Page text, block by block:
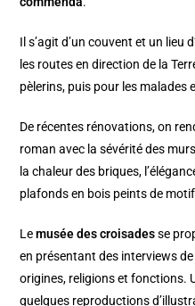
Il s’agit d’un couvent et un lieu
les routes en direction de la
pèlerins, puis pour les malades
De récentes rénovations, on
roman avec la sévérité des
la chaleur des briques,
plafonds en bois peints de
Lemusée des croisadesse
en présentant des interviews
origines, religions et fonctions.
quelques reproductions